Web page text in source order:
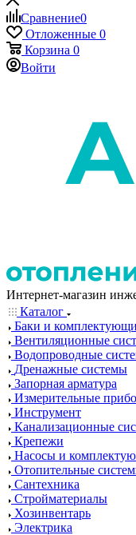
Сравнение0
Отложенные 0
Корзина 0
Войти
Интернет-магазин
Каталог
Баки и
Вентиляционные
Водопроводные
Дренажные системы
Запорная арматура
Измерительные
Инструмент
Канализационные
Крепежи
Насосы и
Отопительные
Сантехника
Стройматериалы
Хозинвентарь
Электрика